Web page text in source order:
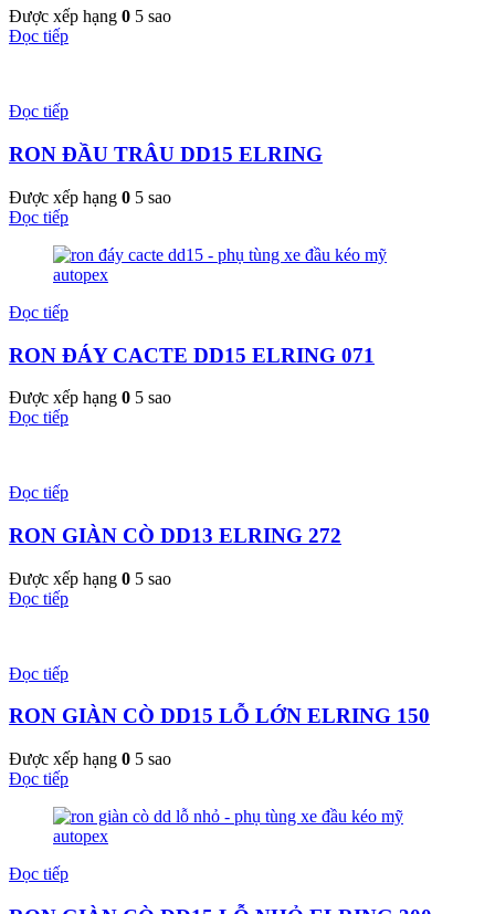
Được xếp hạng 0 5 sao
Đọc tiếp
Đọc tiếp
RON ĐẦU TRÂU DD15 ELRING
Được xếp hạng 0 5 sao
Đọc tiếp
Đọc tiếp
RON ĐÁY CACTE DD15 ELRING 071
Được xếp hạng 0 5 sao
Đọc tiếp
Đọc tiếp
RON GIÀN CÒ DD13 ELRING 272
Được xếp hạng 0 5 sao
Đọc tiếp
Đọc tiếp
RON GIÀN CÒ DD15 LỖ LỚN ELRING 150
Được xếp hạng 0 5 sao
Đọc tiếp
Đọc tiếp